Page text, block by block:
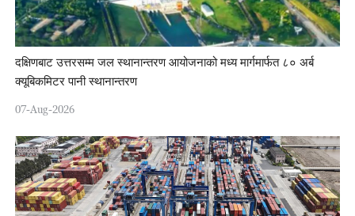
दक्षिणबाट उत्तरसम्म जल स्थानान्तरण आयोजनाको मध्य मार्गमार्फत ८० अर्ब
क्यूबिकमिटर पानी स्थानान्तरण
07-Aug-2026